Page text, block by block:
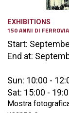
EXHIBITIONS
150 ANNI DI
Start:
End at:
Sun: 10:00 -
Sat: 15:00 -
Mostra